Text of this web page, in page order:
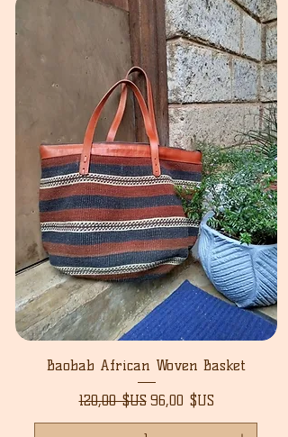
Baobab African Woven Basket
Prix original
120,00 $US Prix promotionnel
96,00 $US